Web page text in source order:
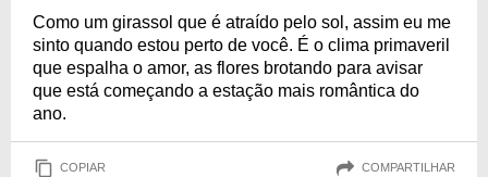
Como um girassol que é atraído pelo sol, assim eu me
sinto quando estou perto de você. É o clima primaveril
que espalha o amor, as flores brotando para avisar
que está começando a estação mais romântica do
ano.
COPIAR COMPARTILHAR